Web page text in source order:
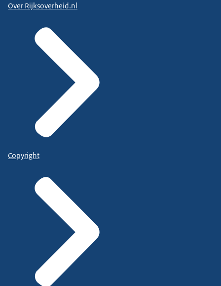
Over Rijksoverheid.nl
Copyright